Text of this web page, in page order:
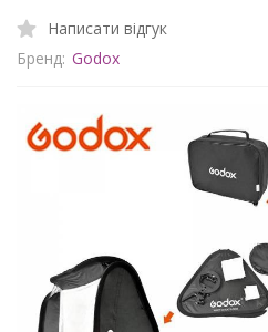
Написати відгук
Бренд: Godox